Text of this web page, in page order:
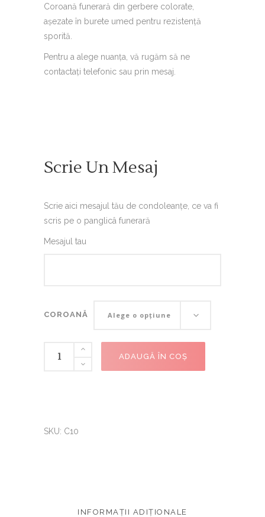
of
based
on
customer
ratings
Coroană funerară din gerbere colorate,
așezate în burete umed pentru rezistență
sporită.
Pentru a alege nuanța, vă rugăm să ne
contactați telefonic sau prin mesaj.
Scrie Un Mesaj
Scrie aici mesajul tău de condoleanțe, ce va fi
scris pe o panglicâ funerară
Mesajul tau
COROANĂ Alege o opțiune
ADAUGĂ ÎN COȘ
SKU: C10
INFORMAȚII ADIȚIONALE